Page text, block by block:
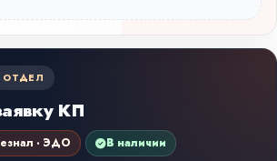
ОТДЕЛ
КП
· ЭДО В наличии